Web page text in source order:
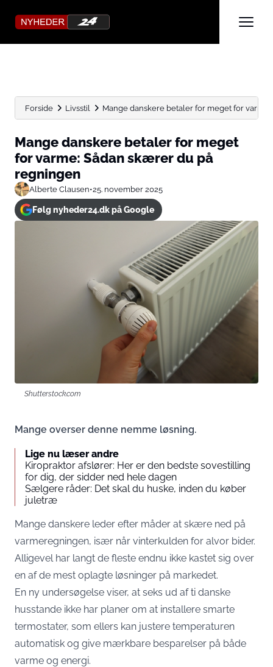
Forside Livsstil Mange danskere betaler for meget for varme:
Mange danskere betaler for meget
for varme: Sådan skærer du på
regningen
Alberte Clausen•25. november 2025
Følg nyheder24.dk på Google
Shutterstock.com
Mange overser denne nemme løsning.
Lige nu læser andre
Kiropraktor afslører: Her er den bedste sovestilling
for dig, der sidder ned hele dagen
Sælgere råder: Det skal du huske, inden du køber
juletræ
Mange danskere leder efter måder at skære ned på
varmeregningen, især når vinterkulden for alvor bider.
Alligevel har langt de fleste endnu ikke kastet sig over
en af de mest oplagte løsninger på markedet.
En ny undersøgelse viser, at seks ud af ti danske
husstande ikke har planer om at installere smarte
termostater, som ellers kan justere temperaturen
automatisk og give mærkbare besparelser på både
varme og energi.